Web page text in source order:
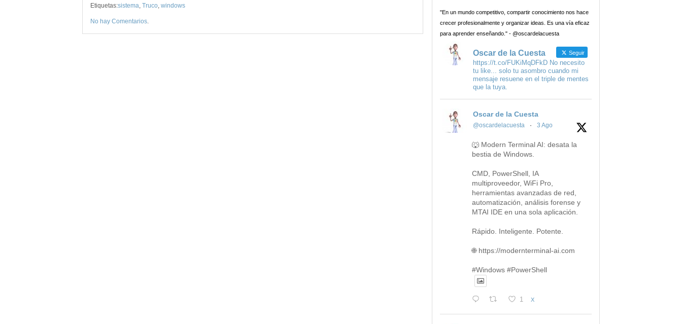
Etiquetas:sistema, Truco, windows
No hay Comentarios.
"En un mundo competitivo, compartir conocimiento nos hace
crecer profesionalmente y organizar ideas. Es una vía eficaz
para aprender enseñando." - @oscardelacuesta
Oscar de la Cuesta Seguir
https://t.co/FUKiMqDFkD No necesito
tu like... solo tu asombro cuando mi
mensaje resuene en el triple de mentes
que la tuya.
Oscar de la Cuesta
@oscardelacuesta · 3 Ago
🐺 Modern Terminal AI: desata la
bestia de Windows.
CMD, PowerShell, IA
multiproveedor, WiFi Pro,
herramientas avanzadas de red,
automatización, análisis forense y
MTAI IDE en una sola aplicación.
Rápido. Inteligente. Potente.
🌐 https://modernterminal-ai.com
#Windows #PowerShell
1 X